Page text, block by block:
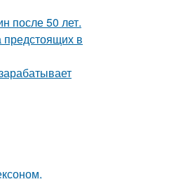
после 50 лет.
в